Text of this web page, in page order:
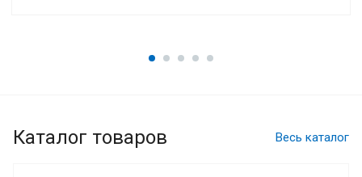
Весь каталог
Каталог товаров